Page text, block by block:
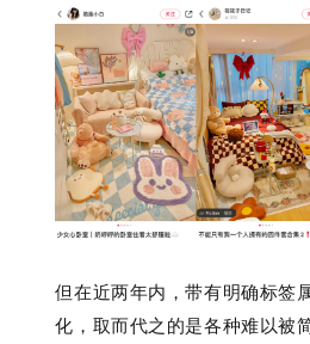
但在近两年内，带有明确标签
化，取而代之的是各种难以被